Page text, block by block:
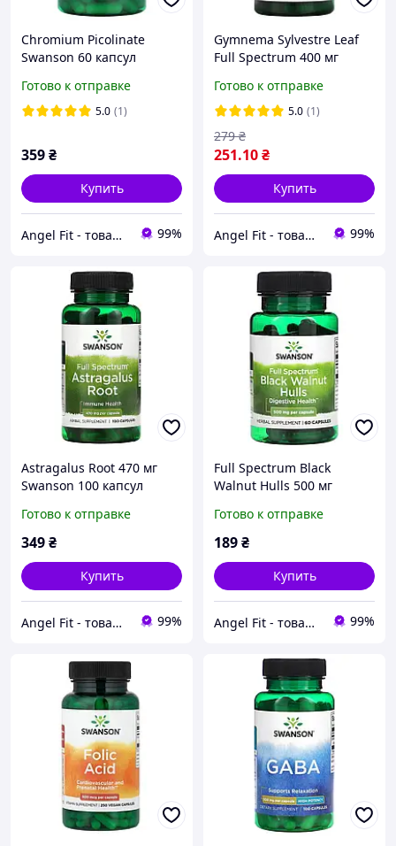
Chromium Picolinate
Swanson 60 капсул
Готово к отправке
5.0 (1)
359₴
Купить
Angel Fit - товари для здоров'я, спорту та активного життя 99%
Gymnema Sylvestre Leaf
Full Spectrum 400 мг
Готово к отправке
5.0 (1)
251.10₴
279 ₴
Купить
Angel Fit - товари для здоров'я, спорту та активного життя 99%
Astragalus Root 470 мг
Swanson 100 капсул
Готово к отправке
349₴
Купить
Angel Fit - товари для здоров'я, спорту та активного життя 99%
Full Spectrum Black
Walnut Hulls 500 мг
Готово к отправке
189₴
Купить
Angel Fit - товари для здоров'я, спорту та активного життя 99%